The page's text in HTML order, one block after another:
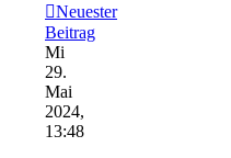
Neuester
Beitrag
Mi
29.
Mai
2024,
13:48